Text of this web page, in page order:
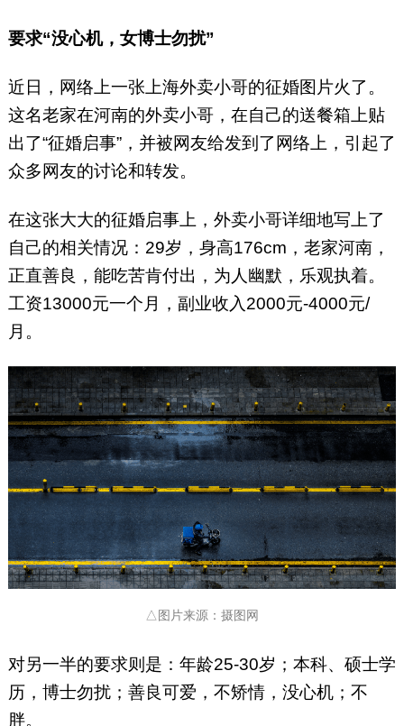
要求“没心机，女博士勿扰”
近日，网络上一张上海外卖小哥的征婚图片火了。
这名老家在河南的外卖小哥，在自己的送餐箱上贴
出了“征婚启事”，并被网友给发到了网络上，引起了
众多网友的讨论和转发。
在这张大大的征婚启事上，外卖小哥详细地写上了
自己的相关情况：29岁，身高176cm，老家河南，
正直善良，能吃苦肯付出，为人幽默，乐观执着。
工资13000元一个月，副业收入2000元-4000元/
月。
△图片来源：摄图网
对另一半的要求则是：年龄25-30岁；本科、硕士学
历，博士勿扰；善良可爱，不矫情，没心机；不
胖。